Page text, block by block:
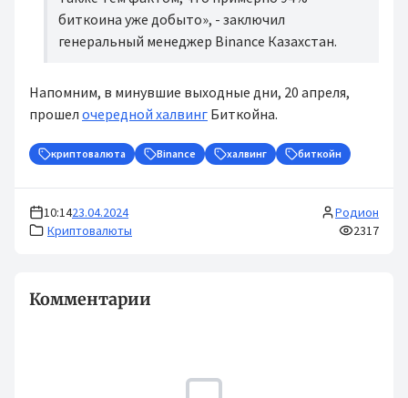
биткоина уже добыто», - заключил
генеральный менеджер Binance Казахстан.
Напомним, в минувшие выходные дни, 20 апреля,
прошел очередной халвинг Биткойна.
криптовалюта Binance халвинг биткойн
10:1423.04.2024
Криптовалюты
Родион
2317
Комментарии